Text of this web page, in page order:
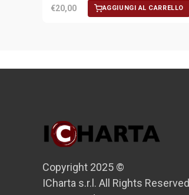
€20,00 AGGIUNGI AL CARRELLO
Copyright 2025 ©
ICharta s.r.l. All Rights Reserved